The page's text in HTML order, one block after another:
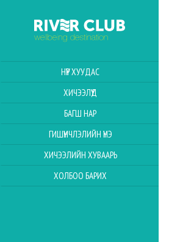
НҮҮР ХУУДАС
ХИЧЭЭЛҮҮД
БАГШ НАР
ГИШҮҮНЧЛЭЛИЙН ҮНЭ
ХИЧЭЭЛИЙН ХУВААРЬ
ХОЛБОО БАРИХ